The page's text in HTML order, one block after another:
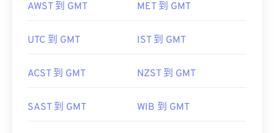
AWST 到 GMT MET 到 GMT
UTC 到 GMT IST 到 GMT
ACST 到 GMT NZST 到 GMT
SAST 到 GMT WIB 到 GMT